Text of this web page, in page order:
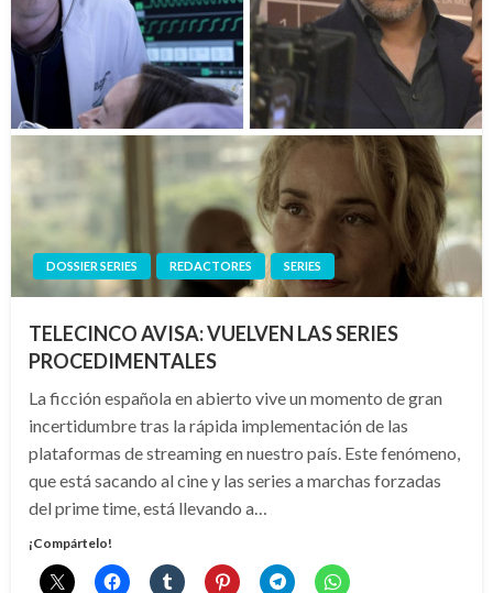
DOSSIER SERIES REDACTORES SERIES
TELECINCO AVISA: VUELVEN LAS SERIES
PROCEDIMENTALES
La ficción española en abierto vive un momento de gran
incertidumbre tras la rápida implementación de las
plataformas de streaming en nuestro país. Este fenómeno,
que está sacando al cine y las series a marchas forzadas
del prime time, está llevando a…
¡Compártelo!